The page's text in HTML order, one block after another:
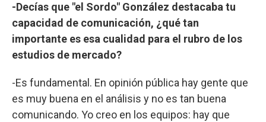
-Decías que "el Sordo" González destacaba tu
capacidad de comunicación, ¿qué tan
importante es esa cualidad para el rubro de los
estudios de mercado?
-Es fundamental. En opinión pública hay gente que
es muy buena en el análisis y no es tan buena
comunicando. Yo creo en los equipos: hay que